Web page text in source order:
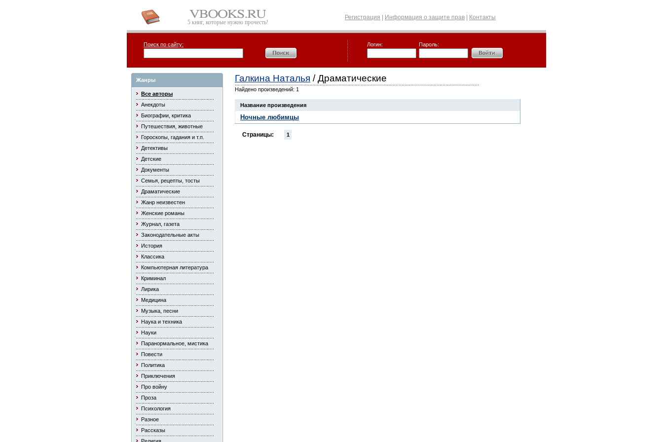
5 книг, которые нужно прочесть!
Регистрация Информация о защите прав Контакты
Поиск по сайту: Логин: Пароль:
Жанры
Все авторы
Анекдоты
Биографии, критика
Путешествия, животные
Гороскопы, гадания и т.п.
Детективы
Детские
Документы
Семья, рецепты, тосты
Драматические
Жанр неизвестен
Женские романы
Журнал, газета
Законодательные акты
История
Классика
Компьютерная литература
Криминал
Лирика
Медицина
Музыка, песни
Наука и техника
Науки
Паранормальное, мистика
Повести
Политика
Приключения
Про войну
Проза
Психология
Разное
Рассказы
Галкина Наталья / Драматические
Найдено произведений: 1
Название произведения
Ночные любимцы
Страницы: 1